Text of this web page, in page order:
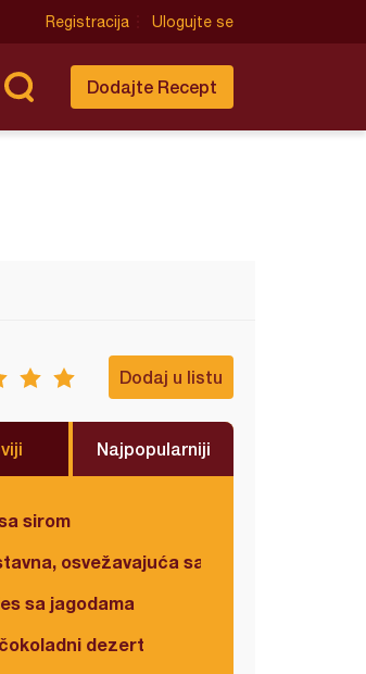
Registracija Ulogujte se
Dodajte Recept
Dodaj u listu
Najpopularniji
sirom
osvežavajuća salata
sa jagodama
dezert